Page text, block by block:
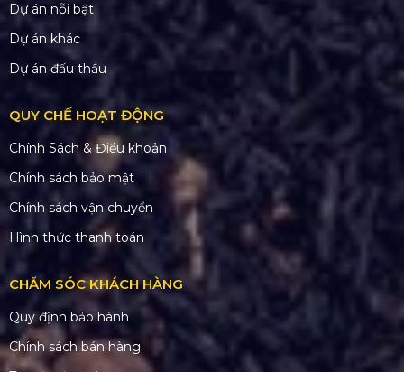
Dự án nỗi bật
Dự án khác
Dự án đấu thầu
QUY CHẾ HOẠT ĐỘNG
Chính Sách & Điều khoản
Chính sách bảo mật
Chính sách vận chuyển
Hình thức thanh toán
CHĂM SÓC KHÁCH HÀNG
Quy định bảo hành
Chính sách bán hàng